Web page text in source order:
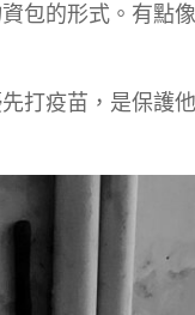
包的形式。有點像
打疫苗，是保護他